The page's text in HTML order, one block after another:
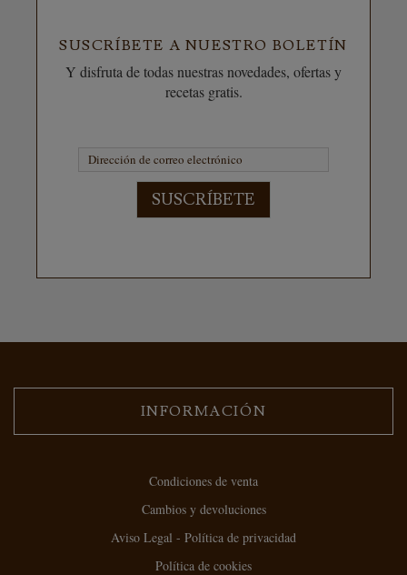
SUSCRÍBETE A NUESTRO BOLETÍN
Y disfruta de todas nuestras novedades, ofertas y
recetas gratis.
SUSCRÍBETE
INFORMACIÓN
Condiciones de venta
Cambios y devoluciones
Aviso Legal - Política de privacidad
Política de cookies